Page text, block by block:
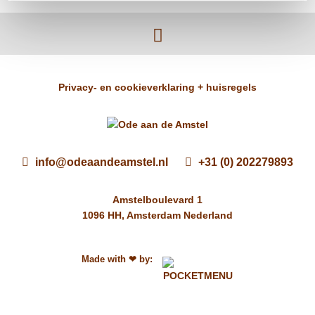
Privacy- en cookieverklaring + huisregels
info@odeaandeamstel.nl +31 (0) 202279893
Amstelboulevard 1
1096 HH, Amsterdam Nederland
Made with❤ by: